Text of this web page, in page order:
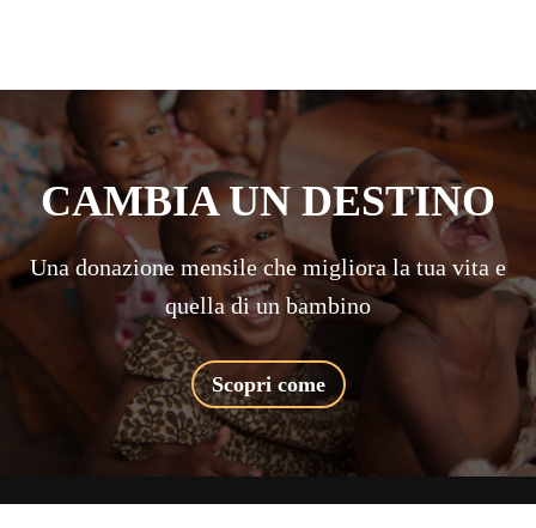
CAMBIA UN DESTINO
Una donazione mensile che migliora la tua vita e
quella di un bambino
Scopri come